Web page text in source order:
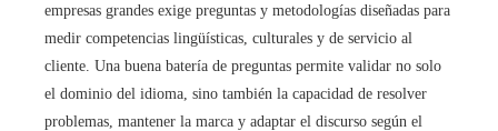
empresas grandes exige preguntas y metodologías diseñadas para
medir competencias lingüísticas, culturales y de servicio al
cliente. Una buena batería de preguntas permite validar no solo
el dominio del idioma, sino también la capacidad de resolver
problemas, mantener la marca y adaptar el discurso según el